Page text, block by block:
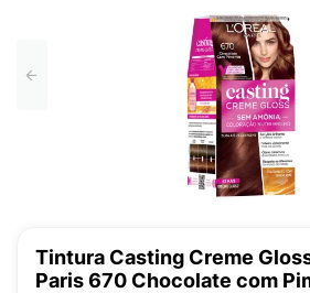
Tintura Casting Creme
Paris 670 Chocolate com